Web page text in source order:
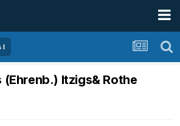
I
Itzigs& Rothe